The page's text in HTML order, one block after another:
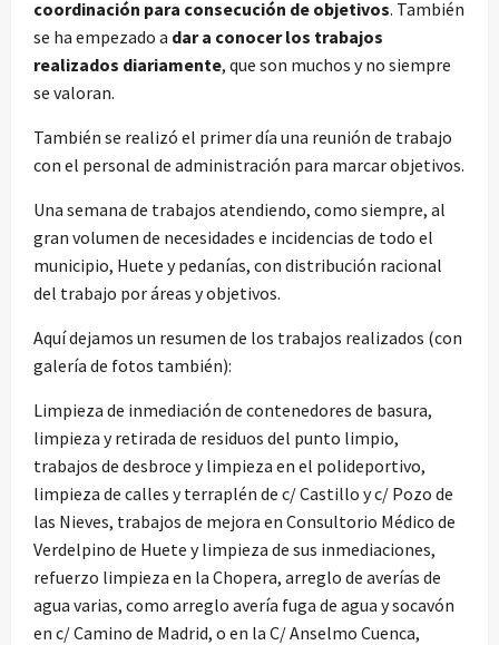
coordinación para consecución de objetivos. También
se ha empezado a dar a conocer los trabajos
realizados diariamente, que son muchos y no siempre
se valoran.
También se realizó el primer día una reunión de trabajo
con el personal de administración para marcar objetivos.
Una semana de trabajos atendiendo, como siempre, al
gran volumen de necesidades e incidencias de todo el
municipio, Huete y pedanías, con distribución racional
del trabajo por áreas y objetivos.
Aquí dejamos un resumen de los trabajos realizados (con
galería de fotos también):
Limpieza de inmediación de contenedores de basura,
limpieza y retirada de residuos del punto limpio,
trabajos de desbroce y limpieza en el polideportivo,
limpieza de calles y terraplén de c/ Castillo y c/ Pozo de
las Nieves, trabajos de mejora en Consultorio Médico de
Verdelpino de Huete y limpieza de sus inmediaciones,
refuerzo limpieza en la Chopera, arreglo de averías de
agua varias, como arreglo avería fuga de agua y socavón
en c/ Camino de Madrid, o en la C/ Anselmo Cuenca,